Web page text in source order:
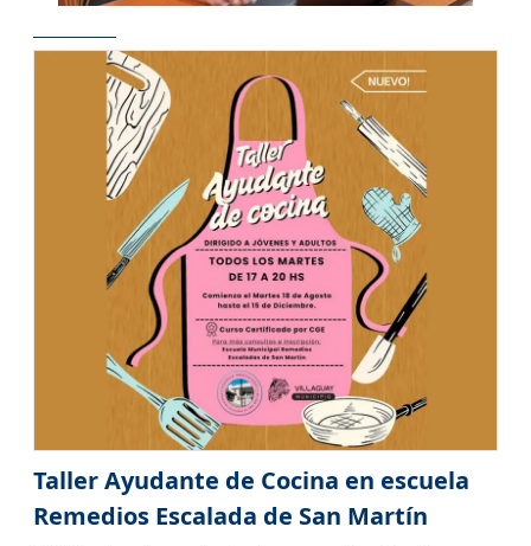
Taller Ayudante de Cocina en escuela
Remedios Escalada de San Martín